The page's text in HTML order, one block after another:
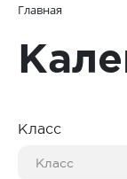
Главная
Класс